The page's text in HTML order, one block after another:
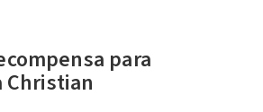
para
Christian